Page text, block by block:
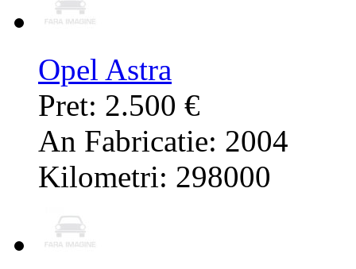
Opel Astra
Pret: 2.500 €
An Fabricatie: 2004
Kilometri: 298000